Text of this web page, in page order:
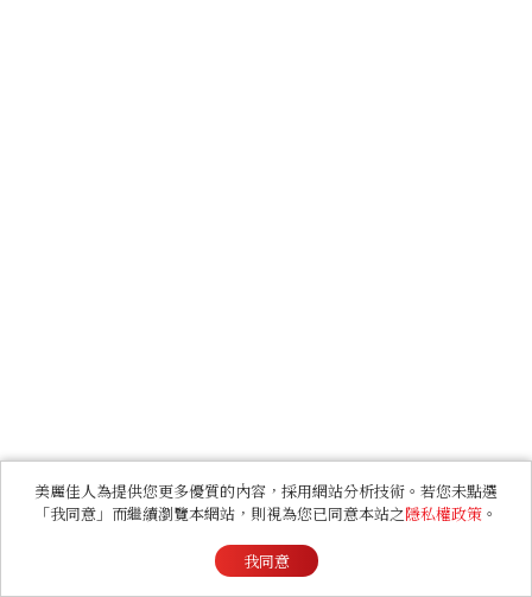
美麗佳人為提供您更多優質的內容，採用網站分析技術。若您未點選
「我同意」而繼續瀏覽本網站，則視為您已同意本站之隱私權政策 。
我同意